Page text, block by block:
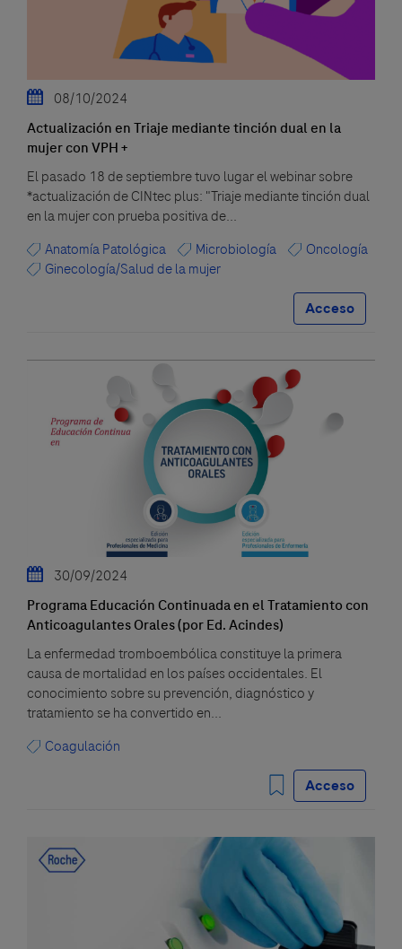
08/10/2024
Actualización en Triaje mediante tinción dual en la
mujer con VPH +
El pasado 18 de septiembre tuvo lugar el webinar sobre
*actualización de CINtec plus: "Triaje mediante tinción dual
en la mujer con prueba positiva de...
Anatomía Patológica
Microbiología
Oncología
Ginecología/Salud de la mujer
Acceso
30/09/2024
Programa Educación Continuada en el Tratamiento con
Anticoagulantes Orales (por Ed. Acindes)
La enfermedad tromboembólica constituye la primera
causa de mortalidad en los países occidentales. El
conocimiento sobre su prevención, diagnóstico y
tratamiento se ha convertido en...
Coagulación
Acceso